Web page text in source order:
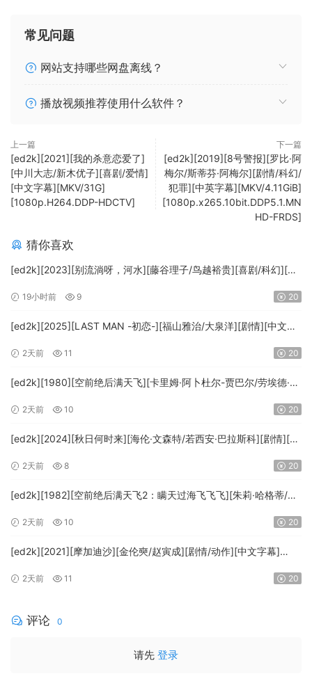
常见问题
网站支持哪些网盘离线？
播放视频推荐使用什么软件？
上一篇
[ed2k][2021][我的杀意恋爱了]
[中川大志/新木优子][喜剧/爱情]
[中文字幕][MKV/31G]
[1080p.H264.DDP-HDCTV]
下一篇
[ed2k][2019][8号警报][罗比·阿
梅尔/斯蒂芬·阿梅尔][剧情/科幻/
犯罪][中英字幕][MKV/4.11GiB]
[1080p.x265.10bit.DDP5.1.MN
HD-FRDS]
猜你喜欢
[ed2k][2023][别流淌呀，河水][藤谷理子/鸟越裕贵][喜剧/科幻][中
19小时前 9 20
[ed2k][2025][LAST MAN -初恋-][福山雅治/大泉洋][剧情][中文字
2天前 11 20
[ed2k][1980][空前绝后满天飞][卡里姆·阿卜杜尔-贾巴尔/劳埃德·布
HD.MA5.1.x265.10bit-BeiTai]
2天前 10 20
[ed2k][2024][秋日何时来][海伦·文森特/若西安·巴拉斯科][剧情][中
FRDS]
2天前 8 20
[ed2k][1982][空前绝后满天飞2：瞒天过海飞飞飞][朱莉·哈格蒂/罗
[1080p.BluRay.x264.DTS-WiKi]
2天前 10 20
[ed2k][2021][摩加迪沙][金伦奭/赵寅成][剧情/动作][中文字幕]
2天前 11 20
评论 0
请先 登录